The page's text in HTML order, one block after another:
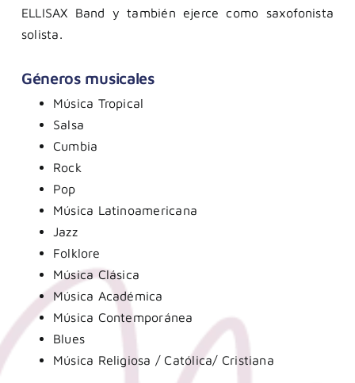
ELLISAX Band y también ejerce como saxofonista
solista.
Géneros musicales
Música Tropical
Salsa
Cumbia
Rock
Pop
Música Latinoamericana
Jazz
Folklore
Música Clásica
Música Académica
Música Contemporánea
Blues
Música Religiosa / Católica/ Cristiana